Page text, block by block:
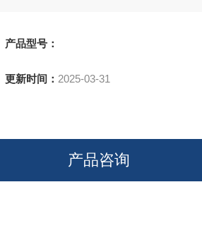
产品型号：
更新时间： 2025-03-31
产品咨询